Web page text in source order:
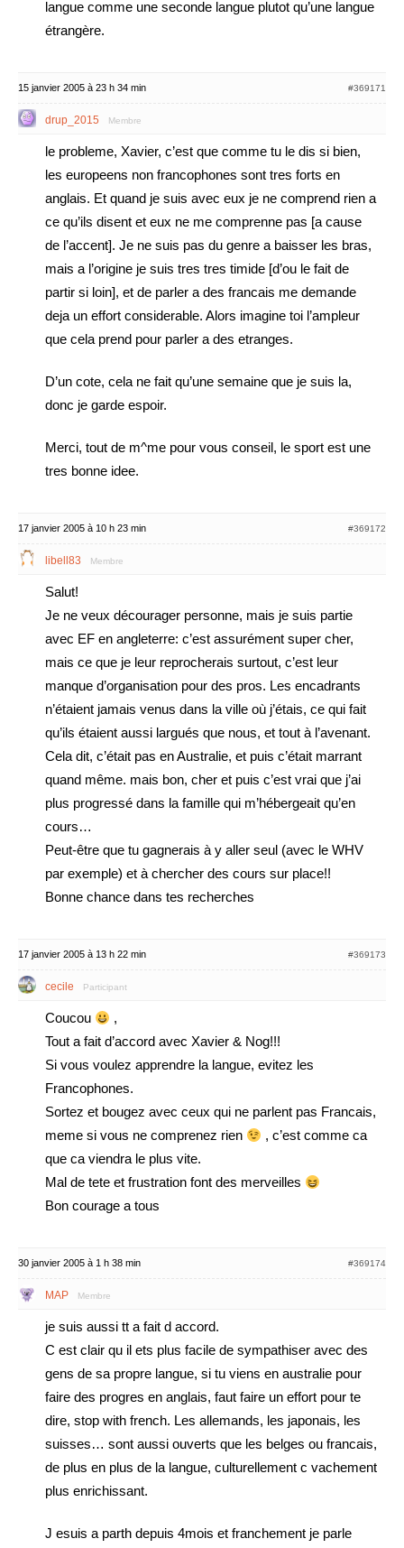
langue comme une seconde langue plutot qu’une langue
étrangère.
15 janvier 2005 à 23 h 34 min #369171
drup_2015 Membre
le probleme, Xavier, c’est que comme tu le dis si bien,
les europeens non francophones sont tres forts en
anglais. Et quand je suis avec eux je ne comprend rien a
ce qu’ils disent et eux ne me comprenne pas [a cause
de l’accent]. Je ne suis pas du genre a baisser les bras,
mais a l’origine je suis tres tres timide [d’ou le fait de
partir si loin], et de parler a des francais me demande
deja un effort considerable. Alors imagine toi l’ampleur
que cela prend pour parler a des etranges.
D’un cote, cela ne fait qu’une semaine que je suis la,
donc je garde espoir.
Merci, tout de m^me pour vous conseil, le sport est une
tres bonne idee.
17 janvier 2005 à 10 h 23 min #369172
libell83 Membre
Salut!
Je ne veux décourager personne, mais je suis partie
avec EF en angleterre: c’est assurément super cher,
mais ce que je leur reprocherais surtout, c’est leur
manque d’organisation pour des pros. Les encadrants
n’étaient jamais venus dans la ville où j’étais, ce qui fait
qu’ils étaient aussi largués que nous, et tout à l’avenant.
Cela dit, c’était pas en Australie, et puis c’était marrant
quand même. mais bon, cher et puis c’est vrai que j’ai
plus progressé dans la famille qui m’hébergeait qu’en
cours…
Peut-être que tu gagnerais à y aller seul (avec le WHV
par exemple) et à chercher des cours sur place!!
Bonne chance dans tes recherches
17 janvier 2005 à 13 h 22 min #369173
cecile Participant
Coucou
,
Tout a fait d’accord avec Xavier & Nog!!!
Si vous voulez apprendre la langue, evitez les
Francophones.
Sortez et bougez avec ceux qui ne parlent pas Francais,
meme si vous ne comprenez rien
, c’est comme ca
que ca viendra le plus vite.
Mal de tete et frustration font des merveilles
Bon courage a tous
30 janvier 2005 à 1 h 38 min #369174
MAP Membre
je suis aussi tt a fait d accord.
C est clair qu il ets plus facile de sympathiser avec des
gens de sa propre langue, si tu viens en australie pour
faire des progres en anglais, faut faire un effort pour te
dire, stop with french. Les allemands, les japonais, les
suisses… sont aussi ouverts que les belges ou francais,
de plus en plus de la langue, culturellement c vachement
plus enrichissant.
J esuis a parth depuis 4mois et franchement je parle